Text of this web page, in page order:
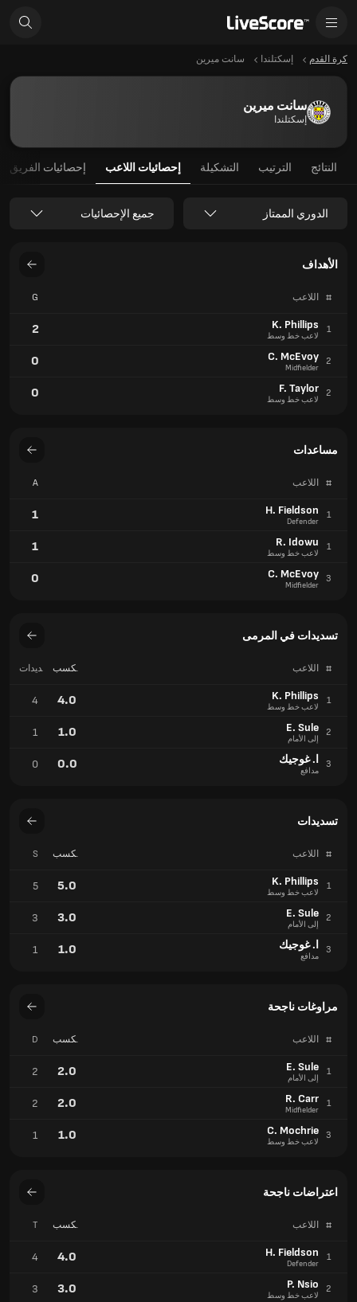
كرة القدم إسكتلندا سانت ميرين
سانت ميرين
إسكتلندا
النتائج الترتيب التشكيلة إحصائيات اللاعب إحصائيات الفريق
الدوري الممتاز جميع الإحصائيات
الأهداف
# اللاعب G
1
K. Phillips
لاعب خط وسط 2
2
C. McEvoy
Midfielder
0
2
F. Taylor
لاعب خط وسط 0
مساعدات
# اللاعب A
1
H. Fieldson
Defender
1
1
R. Idowu
لاعب خط وسط 1
3
C. McEvoy
Midfielder
0
تسديدات في المرمى
# اللاعب
مكسبالتسديدات
1
K. Phillips
لاعب خط وسط 4.0
4
2
E. Sule
إلى الأمام 1.0
1
3 ا. غوجيك
مدافع 0.0
0
تسديدات
# اللاعب
مكسب
S
1
K. Phillips
لاعب خط وسط 5.0
5
2
E. Sule
إلى الأمام 3.0
3
3 ا. غوجيك
مدافع 1.0
1
مراوغات ناجحة
# اللاعب
مكسب
D
1
E. Sule
إلى الأمام 2.0
2
1
R. Carr
Midfielder
2.0
2
3
C. Mochrie
لاعب خط وسط 1.0
1
اعتراضات ناجحة
# اللاعب
مكسب
T
1
H. Fieldson
Defender
4.0
4
2
P. Nsio
لاعب خط وسط 3.0
3